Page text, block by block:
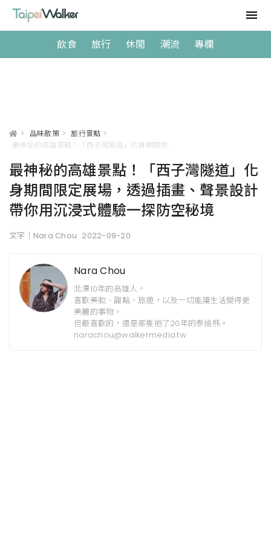
飲食 旅行 休閒 潮流 專欄
> 品味散策 > 旅行景點 >
最神秘的高雄景點！「西子灣隧道」化
身期間限定展場，透過插畫、聲景設計
帶你用沉浸式體驗一探防空秘境
文字｜Nara Chou 2022-09-20
Nara Chou
北漂10年的高雄人，
喜歡美妝、甜點、旅遊，以及一切能讓生活變得更
美麗的事物，
但最喜歡的，還是那隻抱了20年的泰迪熊。
narachou@walkermedia.tw